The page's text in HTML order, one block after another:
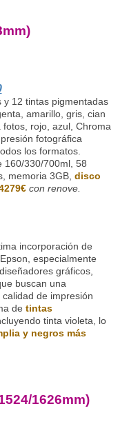
12 tintas pigmentadas
amarillo, gris, cian
rojo, azul, Chroma
fotográfica
los formatos.
160/330/700ml, 58
memoria 3GB, disco
con renove.
incorporación de
especialmente
gráficos,
buscan una
de impresión
de tintas
tinta violeta, lo
y negros más
1626mm)